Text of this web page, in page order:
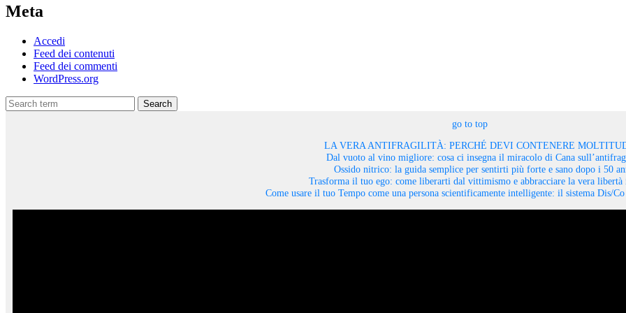
Meta
Accedi
Feed dei contenuti
Feed dei commenti
WordPress.org
Search
go to top
LA VERA ANTIFRAGILITÀ: PERCHÉ DEVI CONTENERE
Dal vuoto al vino migliore: cosa ci insegna il miracolo di Cana
Ossido nitrico: la guida semplice per sentirti più forte e sano dopo i 50
Trasforma il tuo ego: come liberarti dal vittimismo e abbracciare la vera libertà
Come usare il tuo Tempo come una persona scientificamente intelligente: il sistema Dis/